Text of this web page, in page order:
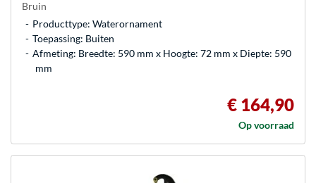
Bruin
Producttype: Waterornament
Toepassing: Buiten
Afmeting: Breedte: 590 mm x Hoogte: 72 mm x Diepte: 590
mm
€ 164,90
Op voorraad